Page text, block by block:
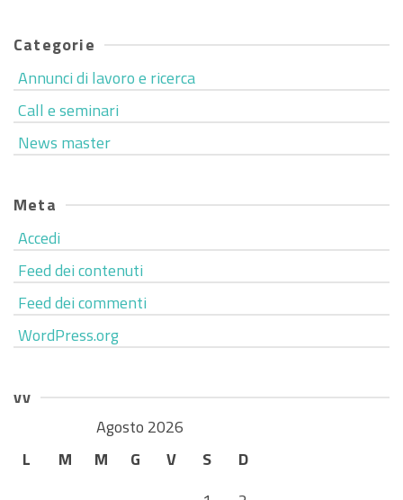
Categorie
Annunci di lavoro e ricerca
Call e seminari
News master
Meta
Accedi
Feed dei contenuti
Feed dei commenti
WordPress.org
vv
Agosto 2026
L
M M G V S
D